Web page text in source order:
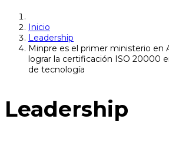
Inicio
Leadership
Minpre es el primer ministerio en
lograr la certificación ISO 20000
de tecnología
Leadership